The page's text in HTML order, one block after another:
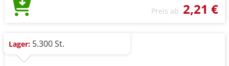
Preis ab 2,21 €
Lager: 5.300 St.